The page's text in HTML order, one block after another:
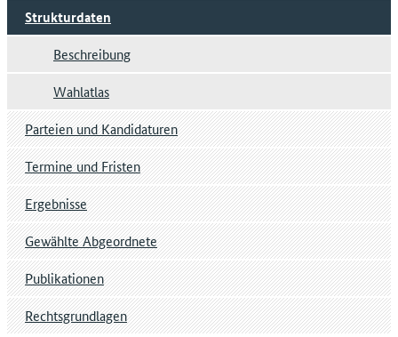
Strukturdaten
Beschreibung
Wahlatlas
Parteien und Kandidaturen
Termine und Fristen
Ergebnisse
Gewählte Abgeordnete
Publikationen
Rechtsgrundlagen